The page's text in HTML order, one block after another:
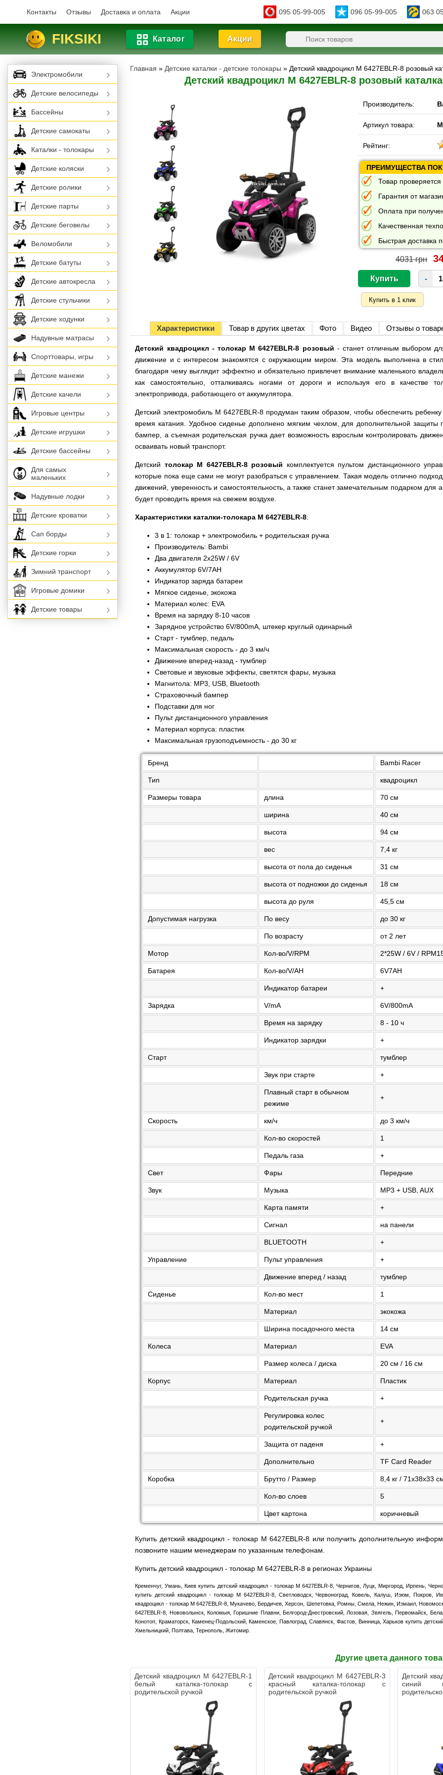
Контакты Отзывы Доставка и оплата Акции 095 05-99-005 096 05-99-005 063
FIKSIKI Каталог Акции
Главная » Детские каталки - детские толокары » Детский квадроцикл M 6427EBLR-8 розовый
Детский квадроцикл M 6427EBLR-8 розовый
Производитель:
Артикул товара:
Рейтинг:
ПРЕИМУЩЕСТВА
Товар
Гарантия от
Оплата при
Качественная
Быстрая доставка
4031 грн
-
Характеристики Товар в других цветах Фото Видео Отзывы о
Детский квадроцикл - толокар M 6427EBLR-8 розовый - станет отличным выбором
движение и с интересом знакомятся с окружающим миром. Эта модель выполнена в
благодаря чему выглядит эффектно и обязательно привлечет внимание маленького
как самостоятельно, отталкиваясь ногами от дороги и используя его в качестве
электропривода, работающего от аккумулятора.
Детский электромобиль M 6427EBLR-8 продуман таким образом, чтобы обеспечить
время катания. Удобное сиденье дополнено мягким чехлом, для дополнительной защиты
бампер, а съемная родительская ручка дает возможность взрослым контролировать
осваивать новый транспорт.
Детский толокар M 6427EBLR-8 розовый комплектуется пультом дистанционного
которые пока еще сами не могут разобраться с управлением. Такая модель отлично
движений, уверенность и самостоятельность, а также станет замечательным подарком
будет проводить время на свежем воздухе.
Характеристики каталки-толокара M 6427EBLR-8:
3 в 1: толокар + электромобиль + родительская ручка
Производитель: Bambi
Два двигателя 2х25W / 6V
Аккумулятор 6V/7AH
Индикатор заряда батареи
Мягкое сиденье, экокожа
Материал колес: EVA
Время на зарядку 8-10 часов
Зарядное устройство 6V/800mA, штекер круглый одинарный
Старт - тумблер, педаль
Максимальная скорость - до 3 км/ч
Движение вперед-назад - тумблер
Световые и звуковые эффекты, светятся фары, музыка
Магнитола: MP3, USB, Bluetooth
Страховочный бампер
Подставки для ног
Пульт дистанционного управления
Материал корпуса: пластик
Максимальная грузоподъемность - до 30 кг
Бренд Bambi Racer
Тип квадроцикл
Размеры товара длина 70 см
ширина 40 см
высота 94 см
вес 7,4 кг
высота от пола до сиденья 31 см
высота от подножки до сиденья 18 см
высота до руля 45,5 см
Допустимая нагрузка По весу до 30 кг
По возрасту от 2 лет
Мотор Кол-во/V/RPM 2*25W / 6V /
Батарея Кол-во/V/AH 6V7AH
Индикатор батареи +
Зарядка V/mA 6V/800mA
Время на зарядку 8 - 10 ч
Индикатор зарядки +
Старт тумблер
Звук при старте +
Плавный старт в обычном
режиме
+
Скорость км/ч до 3 км/ч
Кол-во скоростей 1
Педаль газа +
Свет Фары Передние
Звук Музыка MP3 + USB, AUX
Карта памяти +
Сигнал на панели
BLUETOOTH +
Управление Пульт управления +
Движение вперед / назад тумблер
Сиденье Кол-во мест 1
Материал экокожа
Ширина посадочного места 14 см
Колеса Материал EVA
Размер колеса / диска 20 см / 16 см
Корпус Материал Пластик
Родительская ручка +
Регулировка колес
родительской ручкой
+
Защита от паденя +
Дополнительно TF Card Reader
Коробка Брутто / Размер 8,4 кг / 71х38х33
Кол-во слоев 5
Цвет картона коричневый
Купить детский квадроцикл - толокар M 6427EBLR-8 или получить дополнительную
позвоните нашим менеджерам по указанным телефонам.
Купить детский квадроцикл - толокар M 6427EBLR-8 в регионах Украины
Кременчуг, Умань, Киев купить детский квадроцикл - толокар M 6427EBLR-8, Чернигов, Луцк, Миргород, Ирпень,
купить детский квадроцикл - толокар M 6427EBLR-8, Светловодск, Червоноград, Ковель, Калуш, Изюм, Покров,
квадроцикл - толокар M 6427EBLR-8, Мукачево, Бердичев, Херсон, Шепетовка, Ромны, Смела, Нежин, Измаил,
6427EBLR-8, Нововолынск, Коломыя, Горишние Плавни, Белгород-Днестровский, Лозовая, Звягель, Первомайск,
Конотоп, Краматорск, Каменец-Подольский, Каменское, Павлоград, Славянск, Фастов, Винница, Харьков купить
Хмельницкий, Полтава, Тернополь, Житомир.
Другие цвета данного
Детский квадроцикл M 6427EBLR-1
белый каталка-толокар с
родительской ручкой
Детский квадроцикл M 6427EBLR-3
красный каталка-толокар с
родительской ручкой
Детский
синий
Электромобили
Детские велосипеды
Бассейны
Детские самокаты
Каталки - толокары
Детские коляски
Детские ролики
Детские парты
Детские беговелы
Веломобили
Детские батуты
Детские автокресла
Детские стульчики
Детские ходунки
Надувные матрасы
Спорттовары, игры
Детские манежи
Детские качели
Игровые центры
Детские игрушки
Детские бассейны
Для самых
маленьких
Надувные лодки
Детские кроватки
Сап борды
Детские горки
Зимний транспорт
Игровые домики
Детские товары